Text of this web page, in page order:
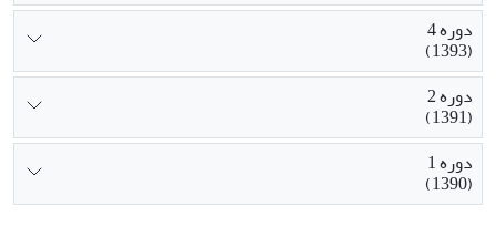
دوره 4
(1393)
دوره 2
(1391)
دوره 1
(1390)